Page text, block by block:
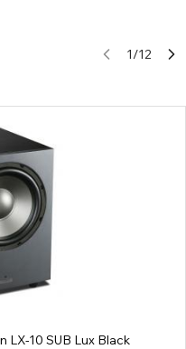
1/12
LX-10 SUB Lux Black